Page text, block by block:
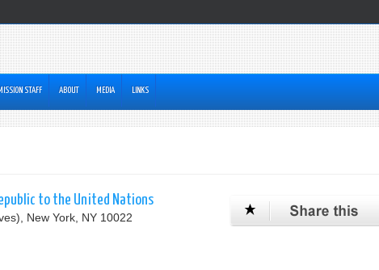
STAFF ABOUT MEDIA LINKS
to the United Nations
New York, NY 10022